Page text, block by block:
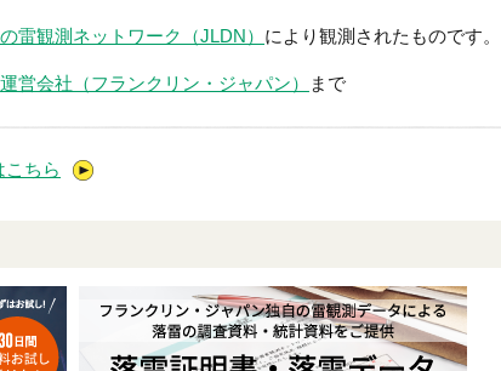
雷観測ネットワーク（JLDN） により観測されたものです。
運営会社（フランクリン・ジャパン） まで
ちら